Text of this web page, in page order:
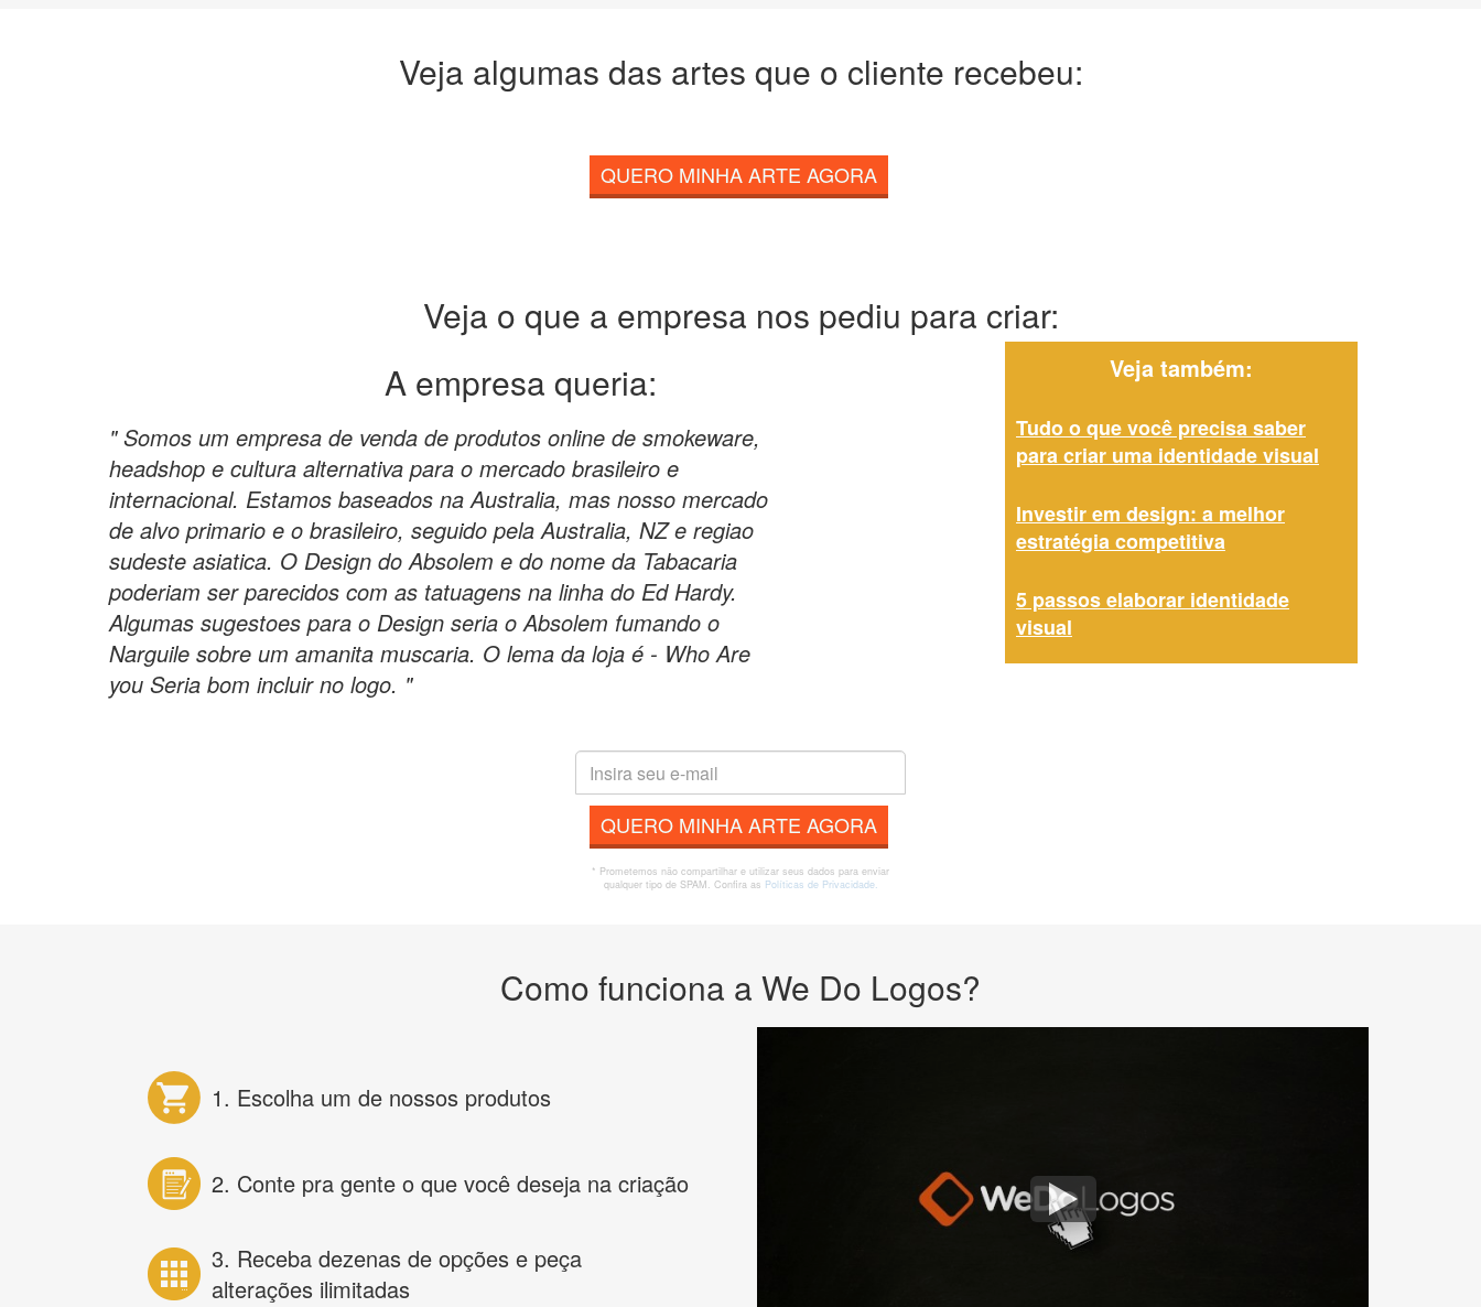
Veja algumas das artes que o cliente recebeu:
QUERO MINHA ARTE AGORA
Veja o que a empresa nos pediu para criar:
A empresa queria:
" Somos um empresa de venda de produtos online de smokeware,
headshop e cultura alternativa para o mercado brasileiro e
internacional. Estamos baseados na Australia, mas nosso mercado
de alvo primario e o brasileiro, seguido pela Australia, NZ e regiao
sudeste asiatica. O Design do Absolem e do nome da Tabacaria
poderiam ser parecidos com as tatuagens na linha do Ed Hardy.
Algumas sugestoes para o Design seria o Absolem fumando o
Narguile sobre um amanita muscaria. O lema da loja é - Who Are
you Seria bom incluir no logo. "
Veja também:
Tudo o que você precisa saber
para criar uma identidade visual
Investir em design: a melhor
estratégia competitiva
5 passos elaborar identidade
visual
QUERO MINHA ARTE AGORA
* Prometemos não compartilhar e utilizar seus dados para enviar
qualquer tipo de SPAM. Confira as Políticas de Privacidade.
Como funciona a We Do Logos?
1. Escolha um de nossos produtos
2. Conte pra gente o que você deseja na criação
3. Receba dezenas de opções e peça
alterações ilimitadas